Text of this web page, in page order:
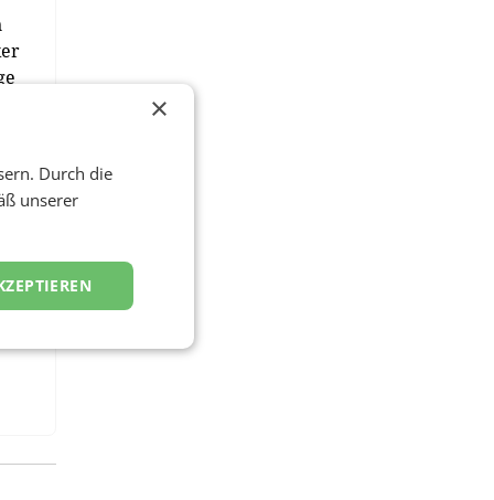
×
Durch die
unserer